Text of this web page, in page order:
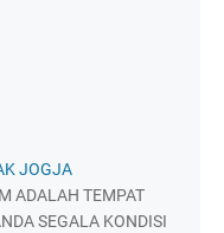
JOGJA
ADALAH TEMPAT
SEGALA KONDISI